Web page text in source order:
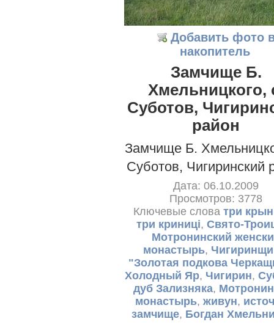
Добавить фото
накопитель
Замчище Б.
Хмельницкого,
Суботов,
район
Замчище Б.
Суботов, Чигиринский
Дата: 06.10.2009
Просмотров: 3778
Ключевые слова три
три криниці, Свято-
Мотронинский
монастырь,
"Золотая подкова
Холодный Яр, Чигирин,
дуб Зализняка,
монастырь, живун,
замчище, Богдан